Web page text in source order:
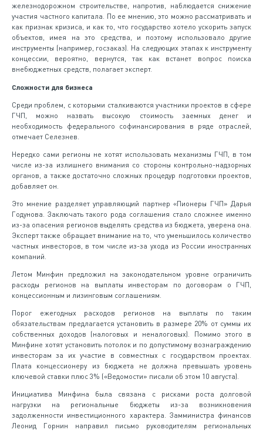
железнодорожном строительстве, напротив, наблюдается снижение
участия частного капитала. По ее мнению, это можно рассматривать и
как признак кризиса, и как то, что государство хотело ускорить запуск
объектов, имея на это средства, и поэтому использовало другие
инструменты (например, госзаказ). На следующих этапах к инструменту
концессии, вероятно, вернутся, так как встанет вопрос поиска
внебюджетных средств, полагает эксперт.
Сложности для бизнеса
Среди проблем, с которыми сталкиваются участники проектов в сфере
ГЧП, можно назвать высокую стоимость заемных денег и
необходимость федерального софинансирования в ряде отраслей,
отмечает Селезнев.
Нередко сами регионы не хотят использовать механизмы ГЧП, в том
числе из-за излишнего внимания со стороны контрольно-надзорных
органов, а также достаточно сложных процедур подготовки проектов,
добавляет он.
Это мнение разделяет управляющий партнер «Пионеры ГЧП» Дарья
Годунова. Заключать такого рода соглашения стало сложнее именно
из-за опасения регионов выделять средства из бюджета, уверена она.
Эксперт также обращает внимание на то, что уменьшилось количество
частных инвесторов, в том числе из-за ухода из России иностранных
компаний.
Летом Минфин предложил на законодательном уровне ограничить
расходы регионов на выплаты инвесторам по договорам о ГЧП,
концессионным и лизинговым соглашениям.
Порог ежегодных расходов регионов на выплаты по таким
обязательствам предлагается установить в размере 20% от суммы их
собственных доходов (налоговых и неналоговых). Помимо этого в
Минфине хотят установить потолок и по допустимому вознаграждению
инвесторам за их участие в совместных с государством проектах.
Плата концессионеру из бюджета не должна превышать уровень
ключевой ставки плюс 3% («Ведомости» писали об этом 10 августа).
Инициатива Минфина была связана с рисками роста долговой
нагрузки на региональные бюджеты из-за возникновения
задолженности инвестиционного характера. Замминистра финансов
Леонид Горнин направил письмо руководителям региональных